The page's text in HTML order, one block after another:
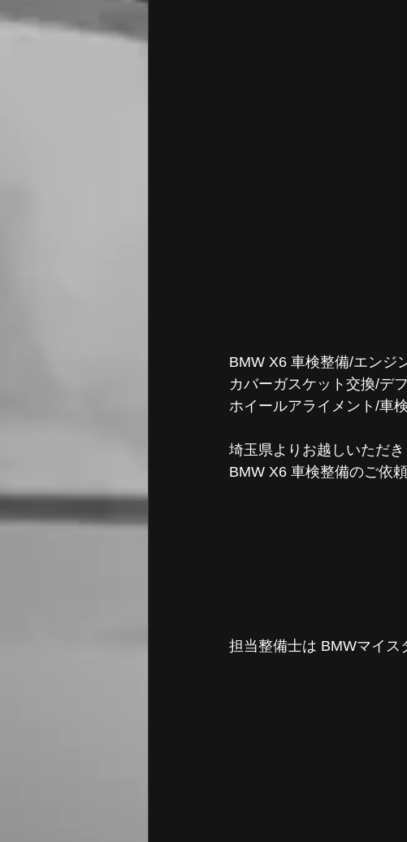
BMW X6 車検整備/エンジ
カバーガスケット交換/デ
ホイールアライメント/車
埼玉県よりお越しいただき
BMW X6 車検整備のご依頼
担当整備士は BMWマイス